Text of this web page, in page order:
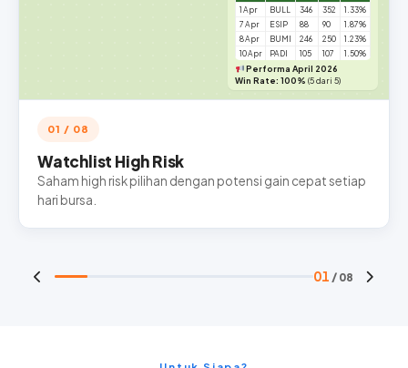
1 Apr BULL 346 352
1.33%
7 Apr
ESIP 88 90
1.87%
8 Apr
BUMI 246 250
1.23%
10 Apr
PADI 105 107
1.50%
Performa April 2026
Win Rate: 100% (5 dari 5)
01 / 08
Watchlist High Risk
Saham high risk pilihan dengan potensi gain cepat setiap
hari bursa.
01 / 08